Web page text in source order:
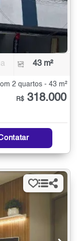
43 m²
2 quartos - 43 m²
R$ 318.000